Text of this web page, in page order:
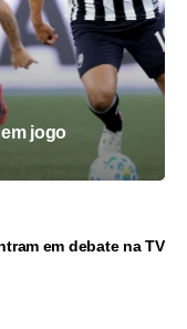
jogo
em debate na TV